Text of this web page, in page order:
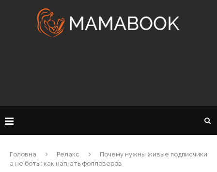
Головна Релакс
Почему нужны живые подписчики
а не боты: как нагнать фолловеров